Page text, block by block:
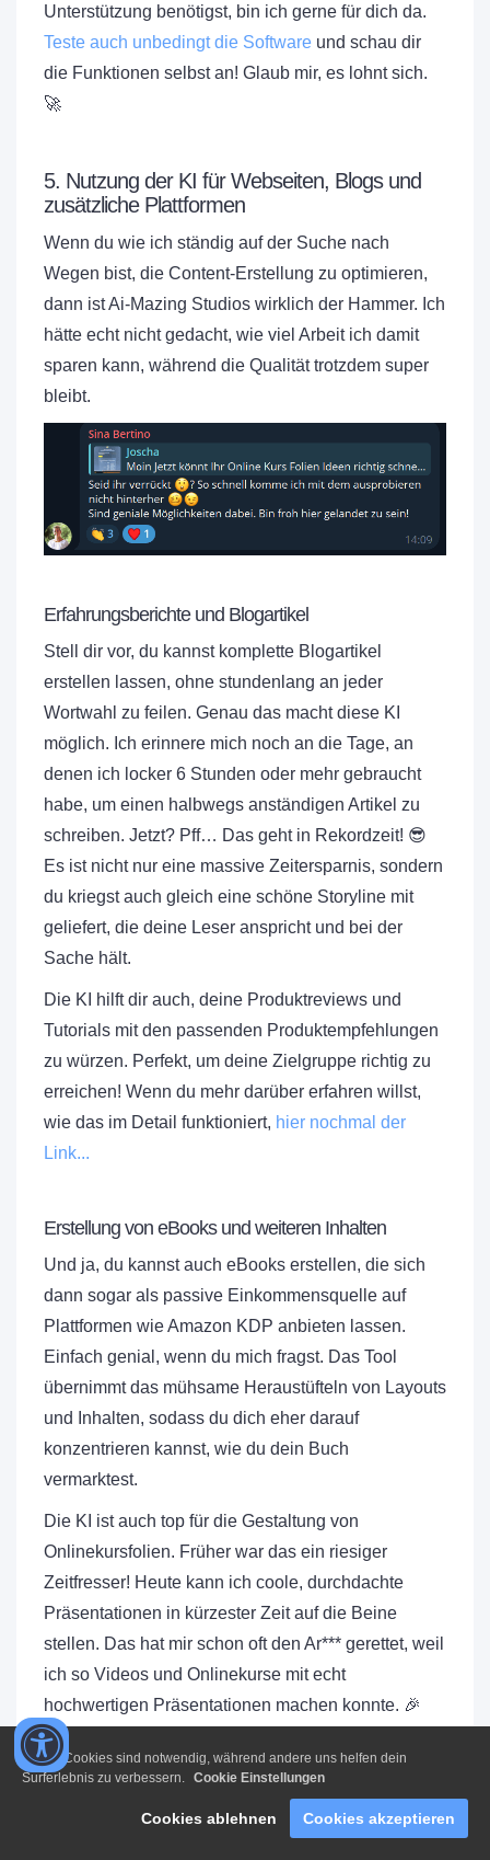
Unterstützung benötigst, bin ich gerne für dich da.
Teste auch unbedingt die Software und schau dir
die Funktionen selbst an! Glaub mir, es lohnt sich.
🚀
5. Nutzung der KI für Webseiten, Blogs und
zusätzliche Plattformen
Wenn du wie ich ständig auf der Suche nach
Wegen bist, die Content-Erstellung zu optimieren,
dann ist Ai-Mazing Studios wirklich der Hammer. Ich
hätte echt nicht gedacht, wie viel Arbeit ich damit
sparen kann, während die Qualität trotzdem super
bleibt.
Erfahrungsberichte und Blogartikel
Stell dir vor, du kannst komplette Blogartikel
erstellen lassen, ohne stundenlang an jeder
Wortwahl zu feilen. Genau das macht diese KI
möglich. Ich erinnere mich noch an die Tage, an
denen ich locker 6 Stunden oder mehr gebraucht
habe, um einen halbwegs anständigen Artikel zu
schreiben. Jetzt? Pff… Das geht in Rekordzeit! 😎
Es ist nicht nur eine massive Zeitersparnis, sondern
du kriegst auch gleich eine schöne Storyline mit
geliefert, die deine Leser anspricht und bei der
Sache hält.
Die KI hilft dir auch, deine Produktreviews und
Tutorials mit den passenden Produktempfehlungen
zu würzen. Perfekt, um deine Zielgruppe richtig zu
erreichen! Wenn du mehr darüber erfahren willst,
wie das im Detail funktioniert, hier nochmal der
Link...
Erstellung von eBooks und weiteren Inhalten
Und ja, du kannst auch eBooks erstellen, die sich
dann sogar als passive Einkommensquelle auf
Plattformen wie Amazon KDP anbieten lassen.
Einfach genial, wenn du mich fragst. Das Tool
übernimmt das mühsame Heraustüfteln von Layouts
und Inhalten, sodass du dich eher darauf
konzentrieren kannst, wie du dein Buch
vermarktest.
Die KI ist auch top für die Gestaltung von
Onlinekursfolien. Früher war das ein riesiger
Zeitfresser! Heute kann ich coole, durchdachte
Präsentationen in kürzester Zeit auf die Beine
stellen. Das hat mir schon oft den Ar*** gerettet, weil
ich so Videos und Onlinekurse mit echt
hochwertigen Präsentationen machen konnte. 🎉
Also ernsthaft, mit all diesen Tools kannst du enorm
viel erreichen, ohne ständig auf die Uhr schauen zu
mehr Tipps dazu, wie du all das praktisch
Einige Cookies sind notwendig, während andere uns helfen dein
Surferlebnis zu verbessern. Cookie Einstellungen
Cookies ablehnen Cookies akzeptieren